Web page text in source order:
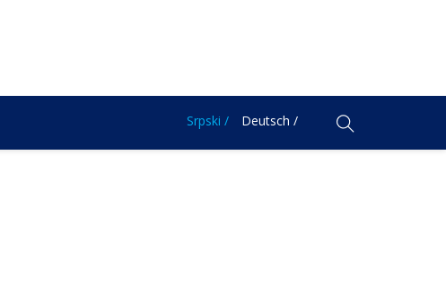
Srpski / Deutsch /